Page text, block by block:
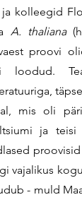
A. thaliana
proovi
loodud.
mis oli
ja
vajalikus
- muld